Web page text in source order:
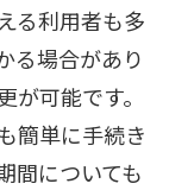
る利用者も多
る場合があり
可能です。
簡単に手続き
間についても